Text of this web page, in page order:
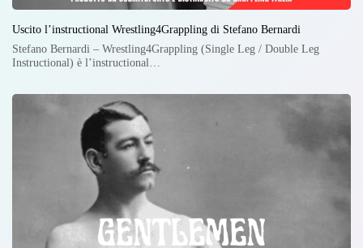
Uscito l’instructional Wrestling4Grappling di Stefano Bernardi
Stefano Bernardi – Wrestling4Grappling (Single Leg / Double Leg
Instructional) è l’instructional…